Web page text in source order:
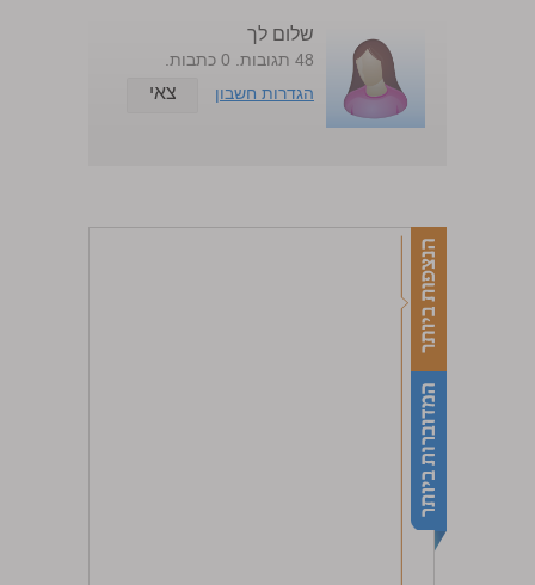
שלום לך
48 תגובות. 0 כתבות.
הגדרות חשבון
צאי